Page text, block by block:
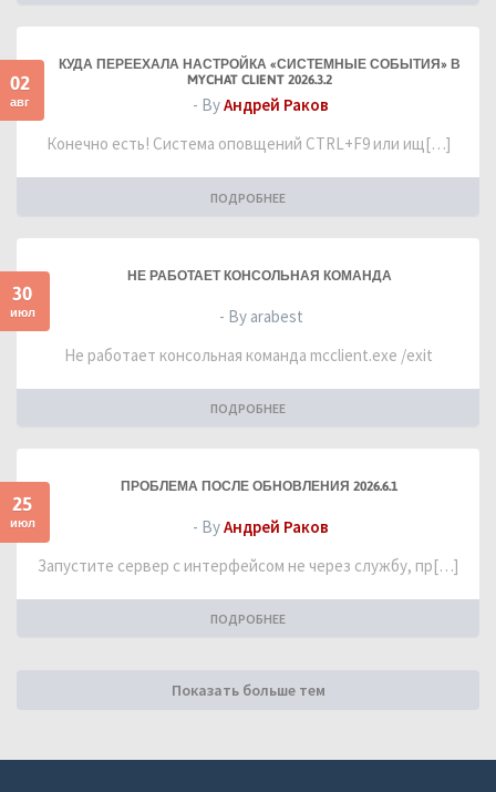
02
авг
КУДА ПЕРЕЕХАЛА НАСТРОЙКА «СИСТЕМНЫЕ СОБЫТИЯ» В
MYCHAT CLIENT 2026.3.2
- ByАндрей Раков
Конечно есть! Система оповщений CTRL+F9 или ищ[…]
ПОДРОБНЕЕ
30
июл
НЕ РАБОТАЕТ КОНСОЛЬНАЯ КОМАНДА
- By arabest
Не работает консольная команда mcclient.exe /exit
ПОДРОБНЕЕ
25
июл
ПРОБЛЕМА ПОСЛЕ ОБНОВЛЕНИЯ 2026.6.1
- ByАндрей Раков
Запустите сервер с интерфейсом не через службу, пр[…]
ПОДРОБНЕЕ
Показать больше тем